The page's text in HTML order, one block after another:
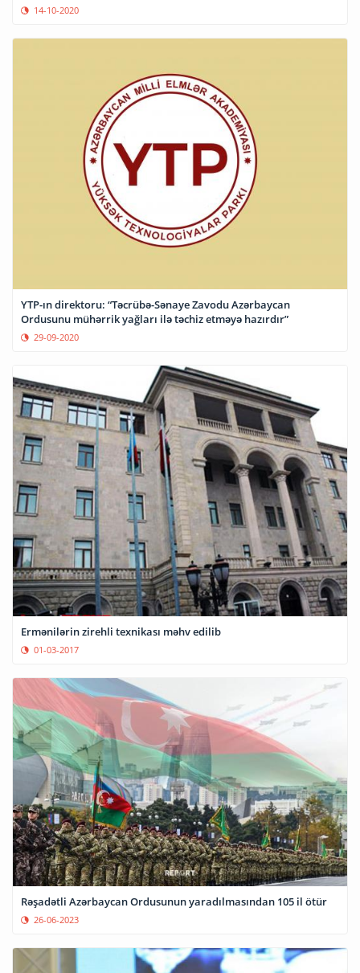
14-10-2020
YTP-ın direktoru: “Təcrübə-Sənaye Zavodu Azərbaycan
Ordusunu mühərrik yağları ilə təchiz etməyə hazırdır”
29-09-2020
Ermənilərin zirehli texnikası məhv edilib
01-03-2017
Rəşadətli Azərbaycan Ordusunun yaradılmasından 105 il ötür
26-06-2023